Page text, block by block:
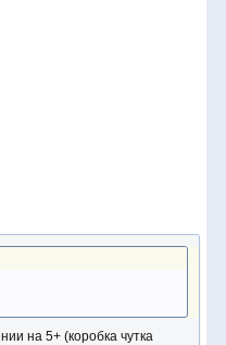
на 5+ (коробка чутка